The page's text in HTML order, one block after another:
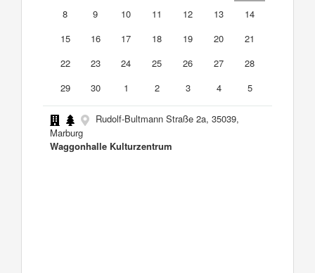
8
9 10 11 12 13
14
15
16 17 18 19 20
21
22
23 24 25 26 27
28
29
30 1 2 3 4 5
Rudolf-Bultmann Straße 2a, 35039,
Marburg
Waggonhalle Kulturzentrum